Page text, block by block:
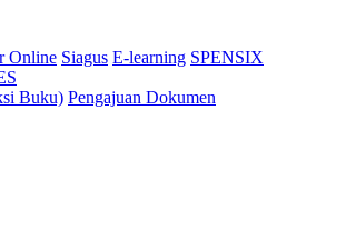
Online Siagus E-learning SPENSIX
Buku) Pengajuan Dokumen